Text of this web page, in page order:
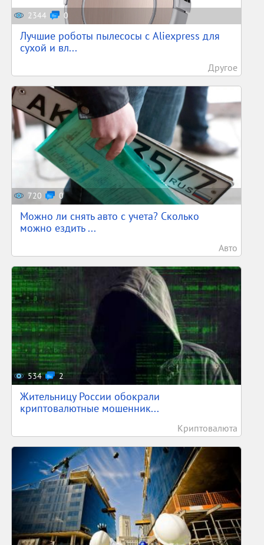
2344 0
Лучшие роботы пылесосы с Aliexpress для
сухой и вл...
Другое
720 0
Можно ли снять авто с учета? Сколько
можно ездить ...
Авто
534 2
Жительницу России обокрали
криптовалютные мошенник...
Криптовалюта